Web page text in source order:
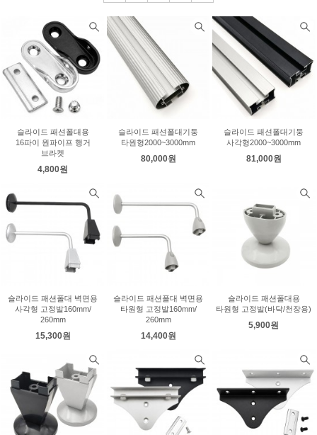
슬라이드 패션폴대용
16파이 원파이프 행거
브라켓
4,800원
슬라이드 패션폴대기둥
타원형2000~3000mm
80,000원
슬라이드 패션폴대기둥
사각형2000~3000mm
81,000원
슬라이드 패션폴대 벽면용
사각형 고정발160mm/
260mm
15,300원
슬라이드 패션폴대 벽면용
타원형 고정발160mm/
260mm
14,400원
슬라이드 패션폴대용
타원형 고정발(바닥/천장용)
5,900원